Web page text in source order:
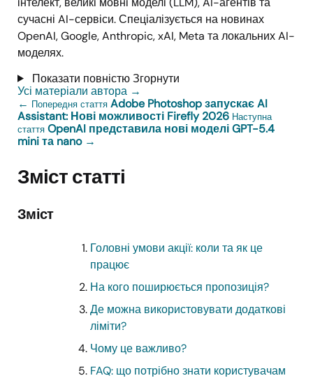
сучасні AI-сервіси. Спеціалізується на новинах
OpenAI, Google, Anthropic, xAI, Meta та локальних AI-
моделях.
Показати повністюЗгорнути
Усі матеріали автора →
← Попередня стаття Adobe Photoshop запускає AI
Assistant: Нові можливості Firefly 2026 Наступна
стаття OpenAI представила нові моделі GPT-5.4
mini та nano →
Зміст статті
Зміст
Головні умови акції: коли та як це
працює
На кого поширюється пропозиція?
Де можна використовувати додаткові
ліміти?
Чому це важливо?
FAQ: що потрібно знати користувачам